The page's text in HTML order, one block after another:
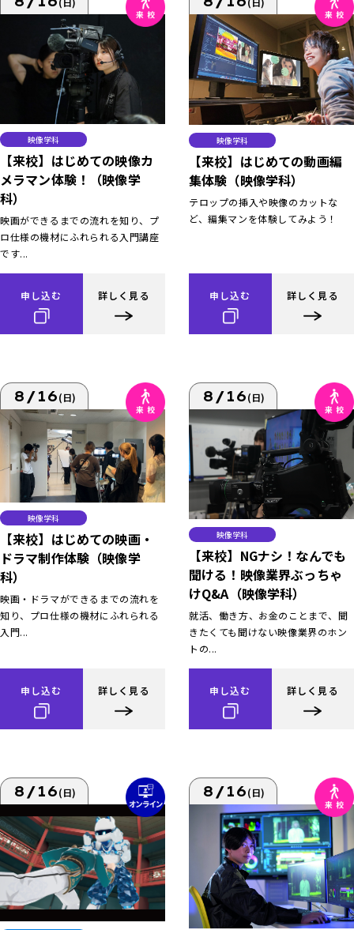
映像学科
【来校】はじめての映像カ
メラマン体験！（映像学
科）
映画ができるまでの流れを知り、プ
ロ仕様の機材にふれられる入門講座
です...
申し込む 詳しく見る
映像学科
【来校】はじめての動画編
集体験（映像学科）
テロップの挿入や映像のカットな
ど、編集マンを体験してみよう！
申し込む 詳しく見る
8/16(日)
映像学科
【来校】はじめての映画・
ドラマ制作体験（映像学
科）
映画・ドラマができるまでの流れを
知り、プロ仕様の機材にふれられる
入門...
申し込む 詳しく見る
8/16(日)
映像学科
【来校】NGナシ！なんでも
聞ける！映像業界ぶっちゃ
けQ&A（映像学科）
就活、働き方、お金のことまで、聞
きたくても聞けない映像業界のホン
トの...
申し込む 詳しく見る
8/16(日) 8/16(日)